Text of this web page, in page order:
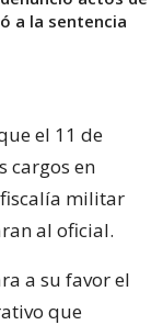
a la sentencia
el 11 de
cargos en
militar
al oficial.
a su favor el
que